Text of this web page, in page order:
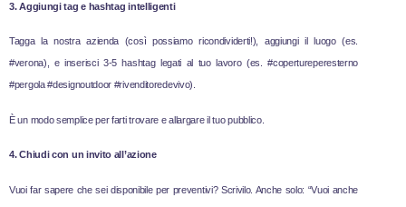
3. Aggiungi tag e hashtag intelligenti
Tagga la nostra azienda (così possiamo ricondividerti!), aggiungi il luogo (es.
#verona), e inserisci 3-5 hashtag legati al tuo lavoro (es. #copertureperesterno
#pergola #designoutdoor #rivenditoredevivo).
È un modo semplice per farti trovare e allargare il tuo pubblico.
4. Chiudi con un invito all’azione
Vuoi far sapere che sei disponibile per preventivi? Scrivilo. Anche solo: “Vuoi anche